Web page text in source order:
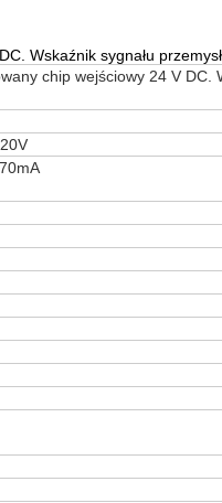
Wskaźnik sygnału
chip wejściowy 24 V DC.